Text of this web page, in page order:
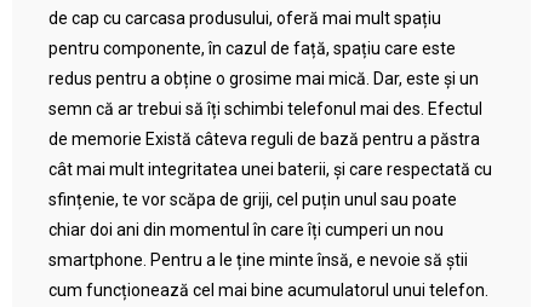
de cap cu carcasa produsului, oferă mai mult spațiu
pentru componente, în cazul de față, spațiu care este
redus pentru a obține o grosime mai mică. Dar, este și un
semn că ar trebui să îți schimbi telefonul mai des. Efectul
de memorie Există câteva reguli de bază pentru a păstra
cât mai mult integritatea unei baterii, și care respectată cu
sfințenie, te vor scăpa de griji, cel puțin unul sau poate
chiar doi ani din momentul în care îți cumperi un nou
smartphone. Pentru a le ține minte însă, e nevoie să știi
cum funcționează cel mai bine acumulatorul unui telefon.